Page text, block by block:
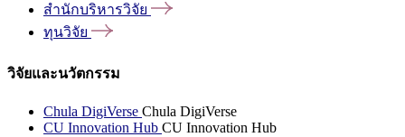
สำนักบริหารวิจัย
ทุนวิจัย
วิจัยและนวัตกรรม
Chula DigiVerse Chula DigiVerse
CU Innovation Hub CU Innovation Hub